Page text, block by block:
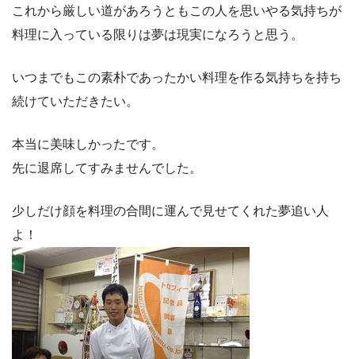
これから厳しい道があろうともこの人を思いやる気持ちが
料理に入っている限りは夢は現実になろうと思う。
いつまでもこの素朴であったかい料理を作る気持ちを持ち
続けていただきたい。
本当に美味しかったです。
先に退席してすみませんでした。
少しだけ顔を料理の合間に運んで見せてくれた夢追い人
よ！